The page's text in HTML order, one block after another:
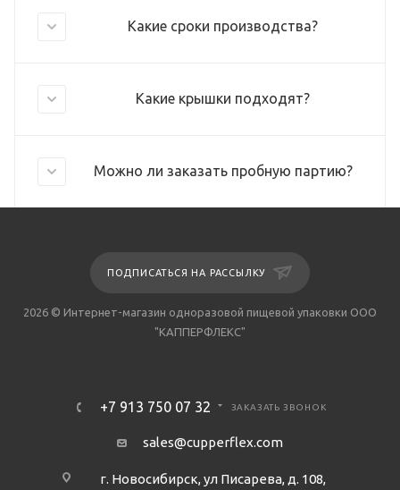
Какие сроки производства?
Какие крышки подходят?
Можно ли заказать пробную партию?
ПОДПИСАТЬСЯ НА РАССЫЛКУ
2026 © Интернет-магазин одноразовой пищевой упаковки ООО
"КАППЕРФЛЕКС"
+7 913 750 07 32 ЗАКАЗАТЬ ЗВОНОК
sales@cupperflex.com
г. Новосибирск, ул Писарева, д. 108,